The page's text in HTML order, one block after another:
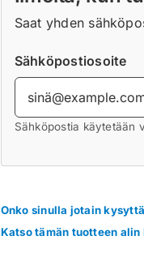
Saat yhden
Sähköpostiosoite
Sähköpostia käytetään
Onko sinulla jotain
Katso tämän tuotteen